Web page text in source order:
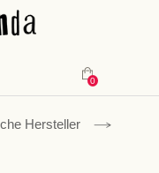
Mein
Hersteller